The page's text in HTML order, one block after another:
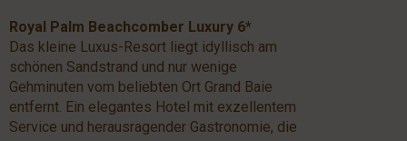
Royal Palm Beachcomber Luxury 6*
Das kleine Luxus-Resort liegt idyllisch am
schönen Sandstrand und nur wenige
Gehminuten vom beliebten Ort Grand Baie
entfernt. Ein elegantes Hotel mit exzellentem
Service und herausragender Gastronomie, die